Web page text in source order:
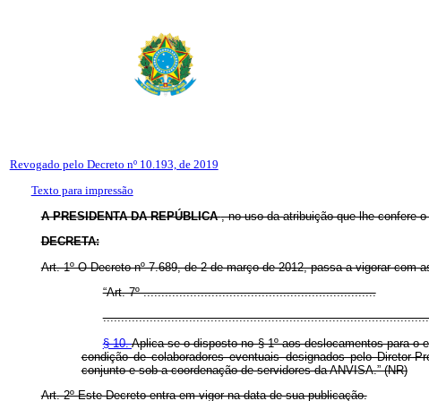
Revogado pelo Decreto nº 10.193, de 2019
Texto para impressão
A PRESIDENTA DA REPÚBLICA, no uso da atribuição que lhe confere
DECRETA:
Art. 1º O Decreto nº 7.689, de 2 de março de 2012, passa a vigorar com
“Art. 7º .................................................................
§ 10.Aplica-se o disposto no § 1º aos deslocamentos para o
condição de colaboradores eventuais designados pelo
conjunto e sob a coordenação de servidores da ANVISA.” (NR)
Art. 2º Este Decreto entra em vigor na data de sua publicação.